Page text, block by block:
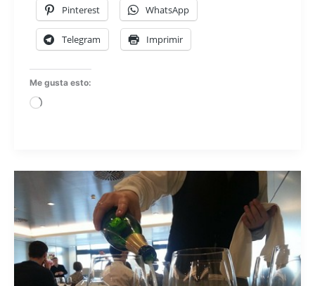
Pinterest WhatsApp
Telegram Imprimir
Me gusta esto:
Cargando...